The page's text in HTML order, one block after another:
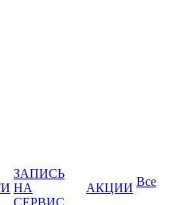
ЗАПИСЬ
НА
СЕРВИС
АКЦИИ Все